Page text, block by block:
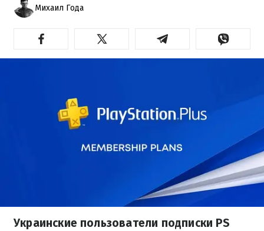
Михаил Года
Украинские пользователи подписки PS